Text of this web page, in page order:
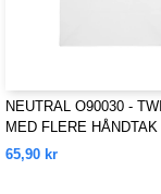
NEUTRAL O90030 -
MED FLERE HÅNDTAK
65,90 kr